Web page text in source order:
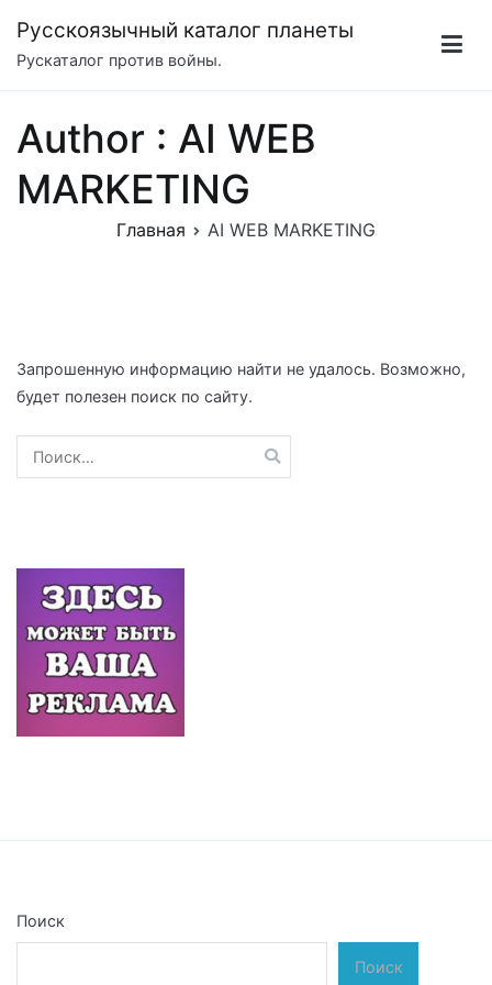
содержимому
Русскоязычный каталог планеты
Рускаталог против войны.
Author : AI WEB
MARKETING
Главная AI WEB MARKETING
Запрошенную информацию найти не удалось. Возможно,
будет полезен поиск по сайту.
Найти:
Поиск
Поиск